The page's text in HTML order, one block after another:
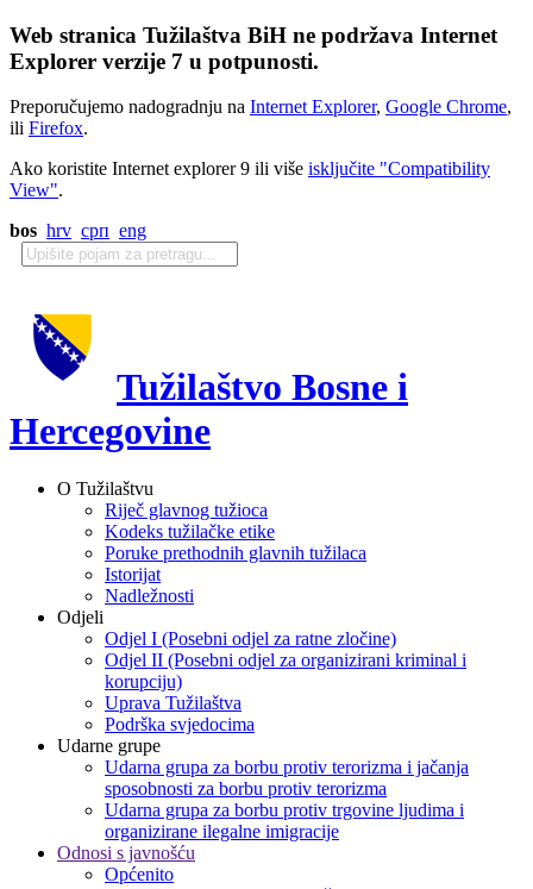
Web stranica Tužilaštva BiH ne podržava Internet
Explorer verzije 7 u potpunosti.
Preporučujemo nadogradnju na Internet Explorer, Google Chrome,
ili Firefox.
Ako koristite Internet explorer 9 ili više isključite "Compatibility
View".
bos hrv срп eng
Tužilaštvo Bosne i
Hercegovine
O Tužilaštvu
Riječ glavnog tužioca
Kodeks tužilačke etike
Poruke prethodnih glavnih tužilaca
Istorijat
Nadležnosti
Odjeli
Odjel I (Posebni odjel za ratne zločine)
Odjel II (Posebni odjel za organizirani kriminal i
korupciju)
Uprava Tužilaštva
Podrška svjedocima
Udarne grupe
Udarna grupa za borbu protiv terorizma i jačanja
sposobnosti za borbu protiv terorizma
Udarna grupa za borbu protiv trgovine ljudima i
organizirane ilegalne imigracije
Odnosi s javnošću
Općenito